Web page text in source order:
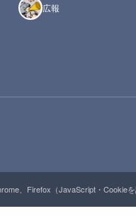
広報
、Firefox（JavaScript・Cookie